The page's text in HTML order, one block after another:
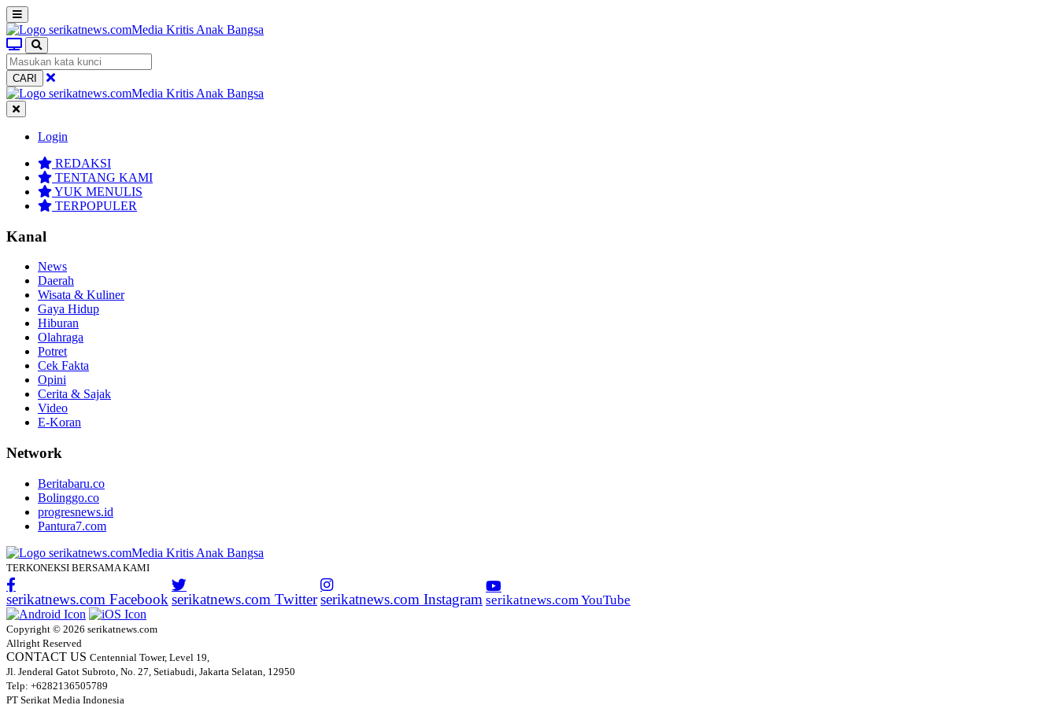
CARI
Login
REDAKSI
TENTANG KAMI
YUK MENULIS
TERPOPULER
Kanal
News
Daerah
Wisata & Kuliner
Gaya Hidup
Hiburan
Olahraga
Potret
Cek Fakta
Opini
Cerita & Sajak
Video
E-Koran
Network
Beritabaru.co
Bolinggo.co
progresnews.id
Pantura7.com
TERKONEKSI BERSAMA KAMI
serikatnews.com Facebook serikatnews.com Twitter serikatnews.com Instagram serikatnews.com YouTube
Copyright © 2026 serikatnews.com
Allright Reserved
CONTACT US Centennial Tower, Level 19,
Jl. Jenderal Gatot Subroto, No. 27, Setiabudi, Jakarta Selatan, 12950
Telp: +6282136505789
PT Serikat Media Indonesia